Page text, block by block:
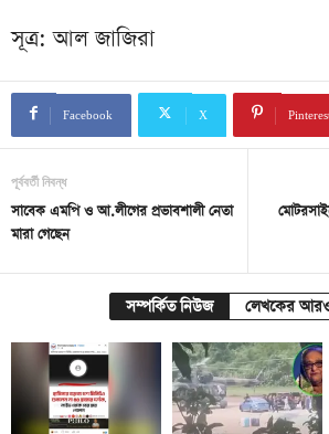
সূত্র: আল জাজিরা
Facebook X
পূর্ববর্তী নিবন্ধ
সাবেক এমপি ও আ.লীগের প্রভাবশালী নেতা
মারা গেছেন
সম্পর্কিত নিউজ লেখকের